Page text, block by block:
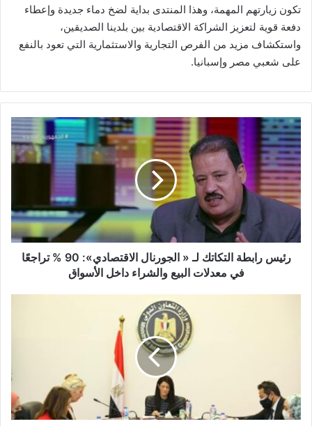
تكون زيارتهم المهمة، وهذا المنتدى بداية لضخ دماء جديدة وإعطاء
دفعة قوية لتعزيز الشراكة الاقتصادية بين بلدينا الصديقين،
واستكشاف مزيد من الفرص التجارية والاستثمارية التي تعود بالنفع
على شعبي مصر وإسبانيا.
رئيس
رابطة
التكاتك
لـ
«
الجورنال
الاقتصادي»:
90
%
تراجعًا
رئيس رابطة التكاتك لـ « الجورنال الاقتصادي»: 90 % تراجعًا
في معدلات البيع والشراء داخل الأسواق
محفظة
التعاون
الإنمائي